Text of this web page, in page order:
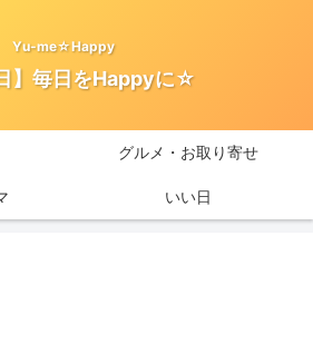
Yu-me☆Happy
】毎日をHappyに☆
グルメ・お取り寄せ
いい日